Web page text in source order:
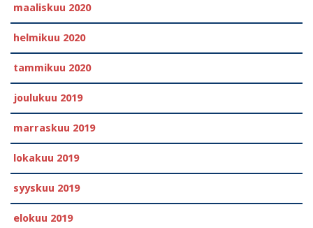
maaliskuu 2020
helmikuu 2020
tammikuu 2020
joulukuu 2019
marraskuu 2019
lokakuu 2019
syyskuu 2019
elokuu 2019